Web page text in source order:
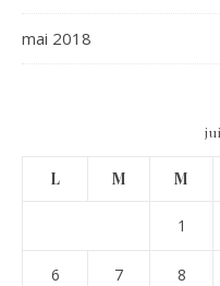
mai 2018
L M M
1
6 7 8